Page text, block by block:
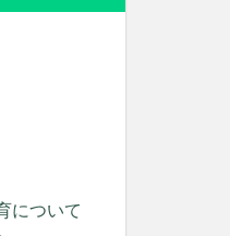
について